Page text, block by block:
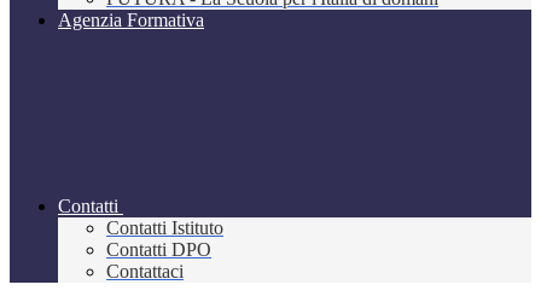
Agenzia Formativa
Contatti
Contatti Istituto
Contatti DPO
Contattaci